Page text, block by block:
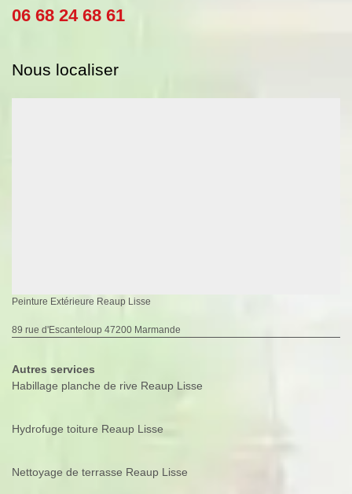
06 68 24 68 61
Nous localiser
Peinture Extérieure Reaup Lisse
89 rue d'Escanteloup 47200 Marmande
Autres services
Habillage planche de rive Reaup Lisse
Hydrofuge toiture Reaup Lisse
Nettoyage de terrasse Reaup Lisse